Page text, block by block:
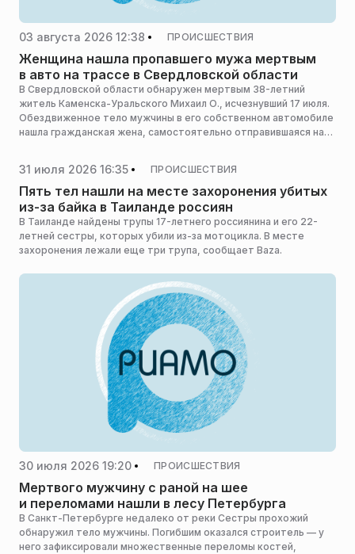
03 августа 2026 12:38 ПРОИСШЕСТВИЯ
Женщина нашла пропавшего мужа мертвым
в авто на трассе в Свердловской области
В Свердловской области обнаружен мертвым 38-летний
житель Каменска-Уральского Михаил О., исчезнувший 17 июля.
Обездвиженное тело мужчины в его собственном автомобиле
нашла гражданская жена, самостоятельно отправившаяся на
31 июля 2026 16:35 ПРОИСШЕСТВИЯ
Пять тел нашли на месте захоронения убитых
из-за байка в Таиланде россиян
В Таиланде найдены трупы 17-летнего россиянина и его 22-
летней сестры, которых убили из-за мотоцикла. В месте
захоронения лежали еще три трупа, сообщает Baza.
30 июля 2026 19:20 ПРОИСШЕСТВИЯ
Мертвого мужчину с раной на шее
и переломами нашли в лесу Петербурга
В Санкт-Петербурге недалеко от реки Сестры прохожий
обнаружил тело мужчины. Погибшим оказался строитель — у
него зафиксировали множественные переломы костей,